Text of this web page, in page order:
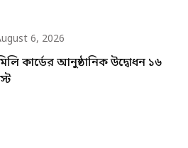
6, 2026
কার্ডের আনুষ্ঠানিক উদ্বোধন ১৬